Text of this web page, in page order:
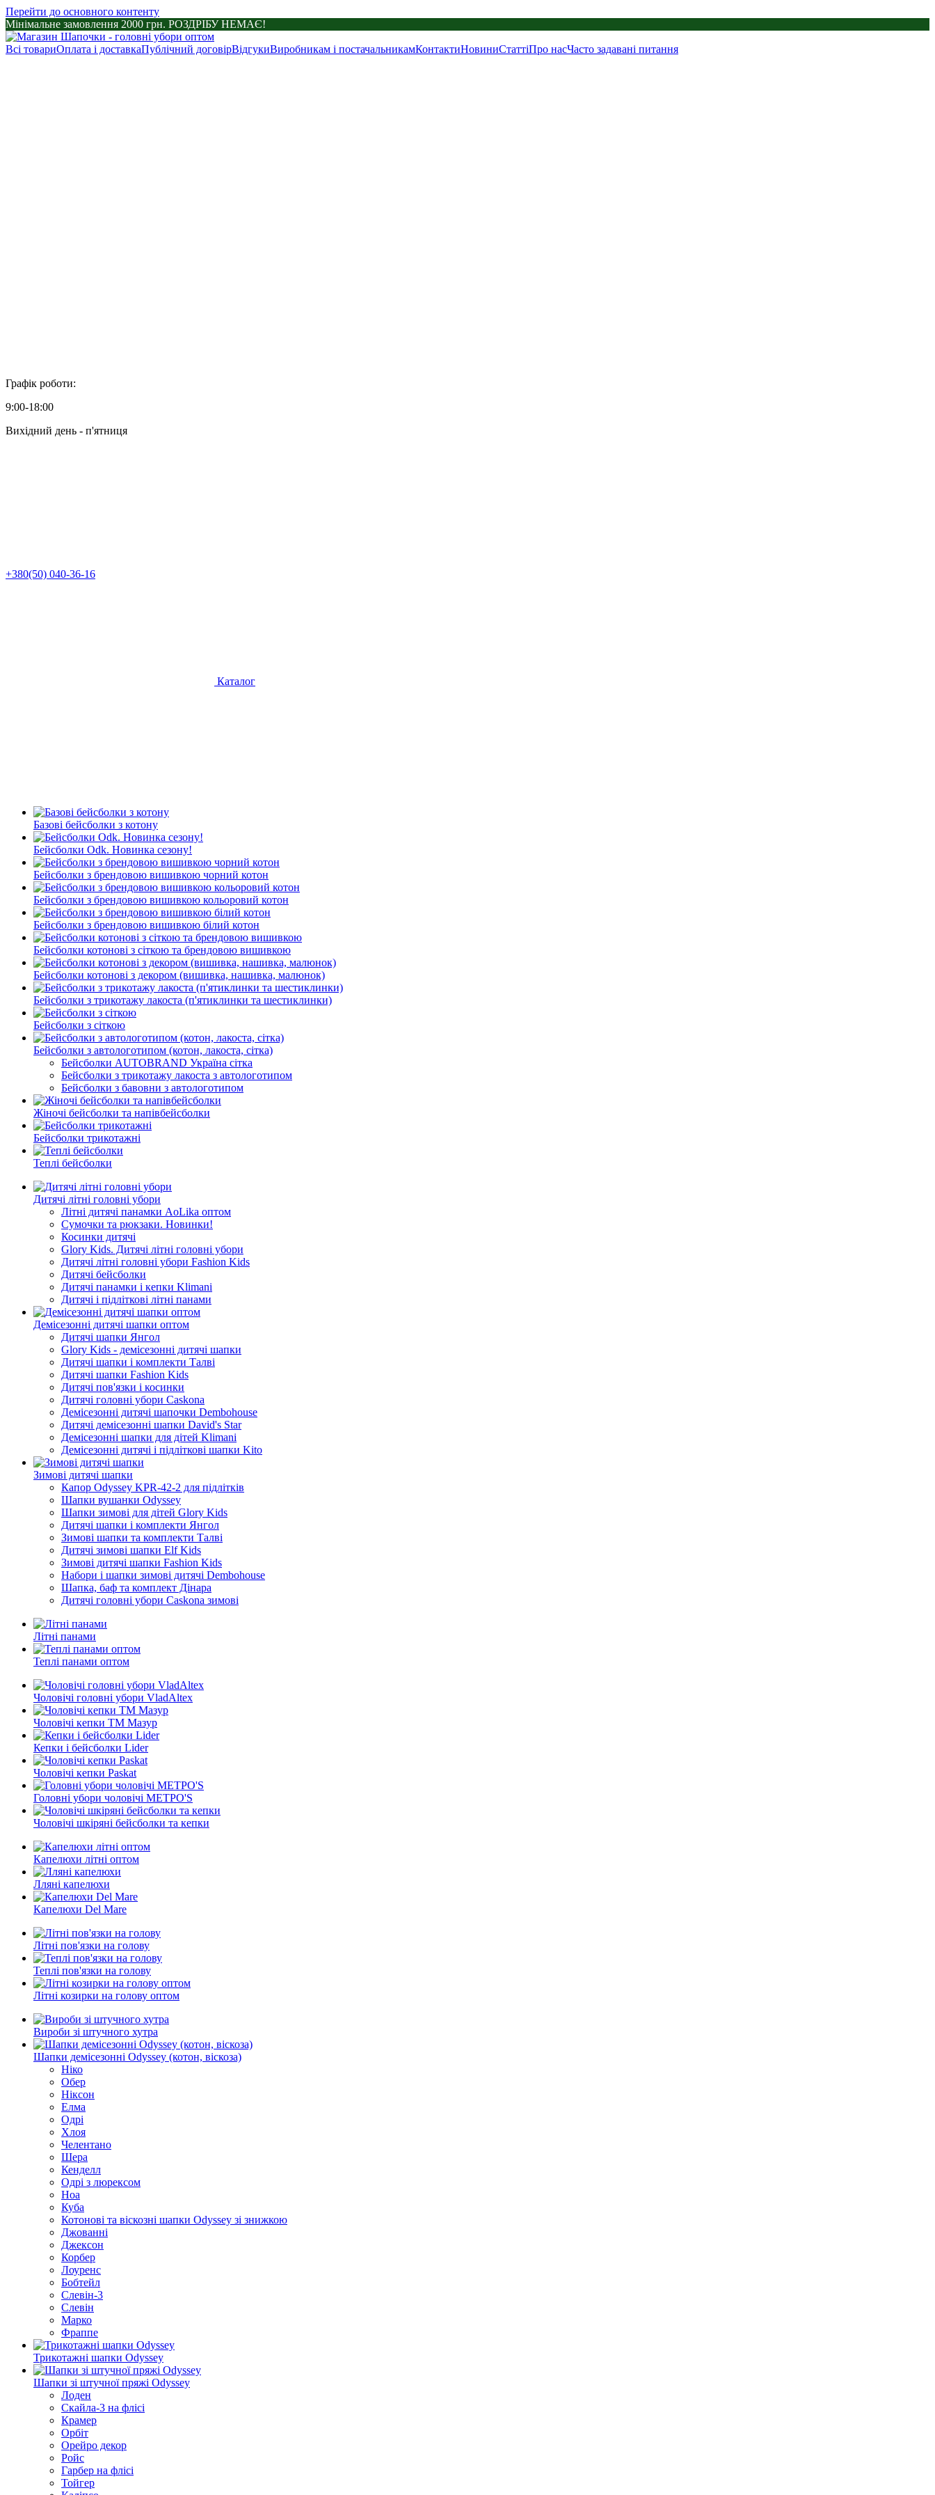
Перейти до основного контенту
Мінімальне замовлення 2000 грн. РОЗДРІБУ НЕМАЄ!
Всі товариОплата і доставкаПублічний договірВідгукиВиробникам і постачальникамКонтактиНовиниСтаттіПро насЧасто задавані питання
Графік роботи:
9:00-18:00
Вихідний день - п'ятниця
+380(50) 040-36-16
Каталог
Базові бейсболки з котону
Бейсболки Odk. Новинка сезону!
Бейсболки з брендовою вишивкою чорний котон
Бейсболки з брендовою вишивкою кольоровий котон
Бейсболки з брендовою вишивкою білий котон
Бейсболки котонові з сіткою та брендовою вишивкою
Бейсболки котонові з декором (вишивка, нашивка, малюнок)
Бейсболки з трикотажу лакоста (п'ятиклинки та шестиклинки)
Бейсболки з сіткою
Бейсболки з автологотипом (котон, лакоста, сітка)
Бейсболки AUTOBRAND Україна сітка
Бейсболки з трикотажу лакоста з автологотипом
Бейсболки з бавовни з автологотипом
Жіночі бейсболки та напівбейсболки
Бейсболки трикотажні
Теплі бейсболки
Дитячі літні головні убори
Літні дитячі панамки AoLika оптом
Сумочки та рюкзаки. Новинки!
Косинки дитячі
Glory Kids. Дитячі літні головні убори
Дитячі літні головні убори Fashion Kids
Дитячі бейсболки
Дитячі панамки і кепки Klimani
Дитячі і підліткові літні панами
Демісезонні дитячі шапки оптом
Дитячі шапки Янгол
Glory Kids - демісезонні дитячі шапки
Дитячі шапки і комплекти Талві
Дитячі шапки Fashion Kids
Дитячі пов'язки і косинки
Дитячі головні убори Caskona
Демісезонні дитячі шапочки Dembohouse
Дитячі демісезонні шапки David's Star
Демісезонні шапки для дітей Klimani
Демісезонні дитячі і підліткові шапки Kito
Зимові дитячі шапки
Капор Odyssey KPR-42-2 для підлітків
Шапки вушанки Odyssey
Шапки зимові для дітей Glory Kids
Дитячі шапки і комплекти Янгол
Зимові шапки та комплекти Талві
Дитячі зимові шапки Elf Kids
Зимові дитячі шапки Fashion Kids
Набори і шапки зимові дитячі Dembohouse
Шапка, баф та комплект Дінара
Дитячі головні убори Caskona зимові
Літні панами
Теплі панами оптом
Чоловічі головні убори VladAltex
Чоловічі кепки ТМ Мазур
Кепки і бейсболки Lider
Чоловічі кепки Paskat
Головні убори чоловічі METPO'S
Чоловічі шкіряні бейсболки та кепки
Капелюхи літні оптом
Лляні капелюхи
Капелюхи Del Mare
Літні пов'язки на голову
Теплі пов'язки на голову
Літні козирки на голову оптом
Вироби зі штучного хутра
Шапки демісезонні Odyssey (котон, віскоза)
Ніко
Обер
Ніксон
Елма
Одрі
Хлоя
Челентано
Шера
Кенделл
Одрі з люрексом
Ноа
Куба
Котонові та віскозні шапки Odyssey зі знижкою
Джованні
Джексон
Корбер
Лоуренс
Бобтейл
Слевін-3
Слевін
Марко
Фраппе
Трикотажні шапки Odyssey
Шапки зі штучної пряжі Odyssey
Лоден
Скайла-3 на флісі
Крамер
Орбіт
Орейро декор
Ройс
Гарбер на флісі
Тойгер